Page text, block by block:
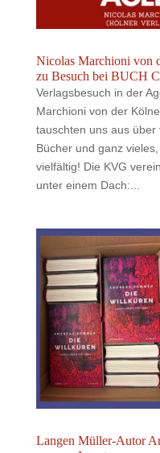
Nicolas Marchioni von
zu Besuch bei BUCH
Verlagsbesuch in der
Marchioni von der
tauschten uns aus
Bücher und ganz
vielfältig! Die KVG
unter einem Dach:...
Langen Müller-Autor